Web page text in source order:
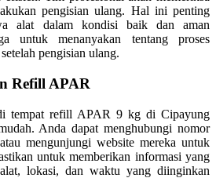
pengisian ulang. Hal ini penting
alat dalam kondisi baik dan aman
untuk menanyakan tentang proses
pengisian ulang.
Refill APAR
tempat refill APAR 9 kg di Cipayung
Anda dapat menghubungi nomor
mengunjungi website mereka untuk
untuk memberikan informasi yang
lokasi, dan waktu yang diinginkan